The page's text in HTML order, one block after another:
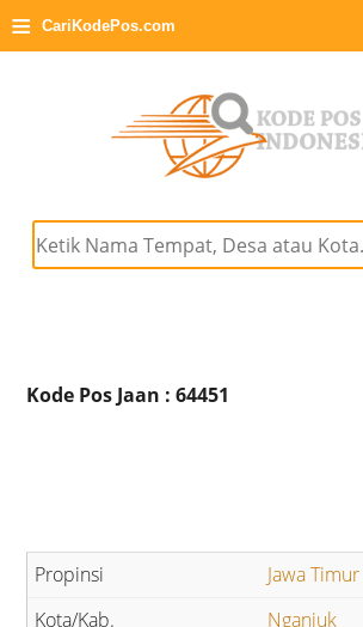
≡ CariKodePos.com
Kode Pos Jaan : 64451
Jawa Timur
Nganjuk